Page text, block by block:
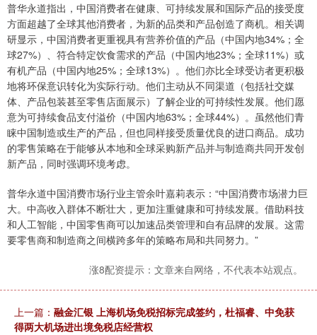
普华永道指出，中国消费者在健康、可持续发展和国际产品的接受度
方面超越了全球其他消费者，为新的品类和产品创造了商机。相关调
研显示，中国消费者更重视具有营养价值的产品（中国内地34%；全
球27%）、符合特定饮食需求的产品（中国内地23%；全球11%）或
有机产品（中国内地25%；全球13%）。他们亦比全球受访者更积极
地将环保意识转化为实际行动。他们主动从不同渠道（包括社交媒
体、产品包装甚至零售店面展示）了解企业的可持续性发展。他们愿
意为可持续食品支付溢价（中国内地63%；全球44%）。虽然他们青
睐中国制造或生产的产品，但也同样接受质量优良的进口商品。成功
的零售策略在于能够从本地和全球采购新产品并与制造商共同开发创
新产品，同时强调环境考虑。
普华永道中国消费市场行业主管余叶嘉莉表示：“中国消费市场潜力巨
大。中高收入群体不断壮大，更加注重健康和可持续发展。借助科技
和人工智能，中国零售商可以加速品类管理和自有品牌的发展。这需
要零售商和制造商之间横跨多年的策略布局和共同努力。”
涨8配资提示：文章来自网络，不代表本站观点。
上一篇： 融金汇银 上海机场免税招标完成签约，杜福睿、中免获
得两大机场进出境免税店经营权